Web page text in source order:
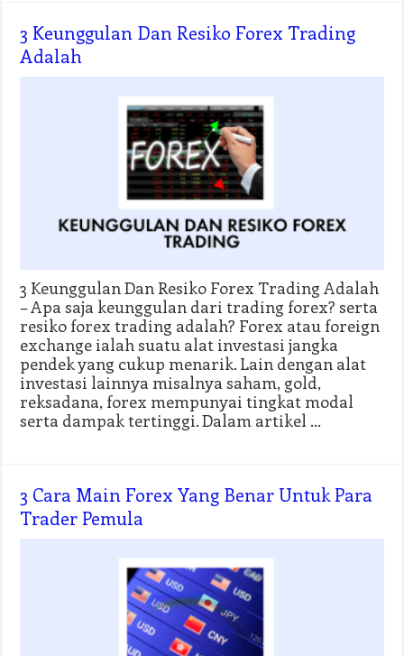
3 Keunggulan Dan Resiko Forex Trading
Adalah
3 Keunggulan Dan Resiko Forex Trading Adalah
– Apa saja keunggulan dari trading forex? serta
resiko forex trading adalah? Forex atau foreign
exchange ialah suatu alat investasi jangka
pendek yang cukup menarik. Lain dengan alat
investasi lainnya misalnya saham, gold,
reksadana, forex mempunyai tingkat modal
serta dampak tertinggi. Dalam artikel …
3 Cara Main Forex Yang Benar Untuk Para
Trader Pemula